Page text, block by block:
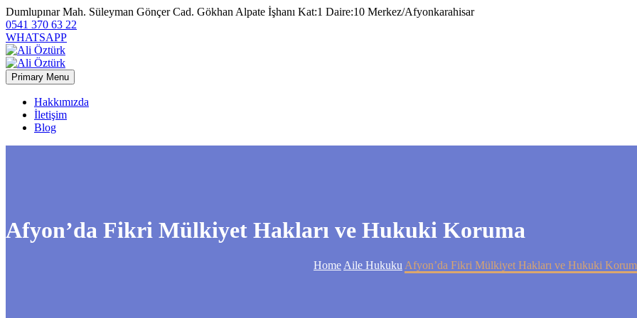
Dumlupınar Mah. Süleyman Gönçer Cad. Gökhan Alpate İşhanı Kat:1 Daire:10 Merkez/Afyonkarahisar
0541 370 63 22
WHATSAPP
Primary Menu
Hakkımızda
İletişim
Blog
Afyon’da Fikri Mülkiyet Hakları ve Hukuki Koruma
Home Aile Hukuku Afyon’da Fikri Mülkiyet Hakları ve Hukuki